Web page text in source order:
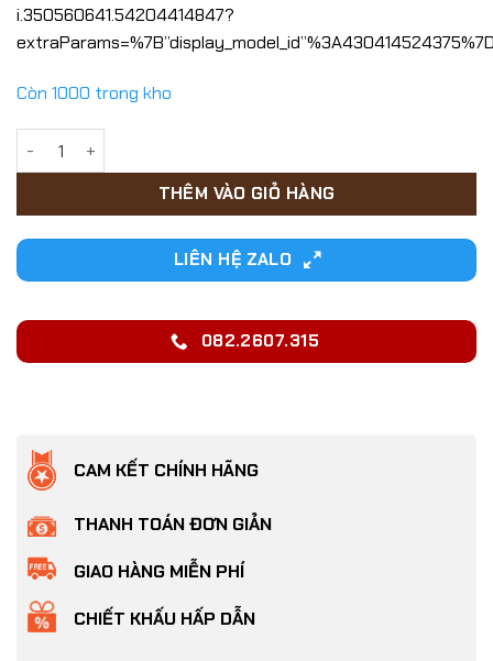
i.350560641.54204414847?
Còn 1000 trong kho
THÊM VÀO GIỎ HÀNG
LIÊN HỆ ZALO
082.2607.315
CAM KẾT CHÍNH HÃNG
THANH TOÁN ĐƠN GIẢN
GIAO HÀNG MIỄN PHÍ
CHIẾT KHẤU HẤP DẪN